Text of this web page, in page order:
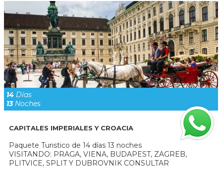
14 Días
13Noches
CAPITALES IMPERIALES Y CROACIA
Paquete Turistico de 14 días 13 noches
VISITANDO: PRAGA, VIENA, BUDAPEST, ZAGREB,
PLITVICE, SPLIT Y DUBROVNIK CONSULTAR